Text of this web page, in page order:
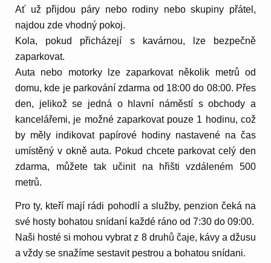
Ať už přijdou páry nebo rodiny nebo skupiny přátel,
najdou zde vhodný pokoj.
Kola, pokud přicházejí s kavárnou, lze bezpečně
zaparkovat.
Auta nebo motorky lze zaparkovat několik metrů od
domu, kde je parkování zdarma od 18:00 do 08:00. Přes
den, jelikož se jedná o hlavní náměstí s obchody a
kancelářemi, je možné zaparkovat pouze 1 hodinu, což
by měly indikovat papírové hodiny nastavené na čas
umístěný v okně auta. Pokud chcete parkovat celý den
zdarma, můžete tak učinit na hřišti vzdáleném 500
metrů.
Pro ty, kteří mají rádi pohodlí a služby, penzion čeká na
své hosty bohatou snídaní každé ráno od 7:30 do 09:00.
Naši hosté si mohou vybrat z 8 druhů čaje, kávy a džusu
a vždy se snažíme sestavit pestrou a bohatou snídani.